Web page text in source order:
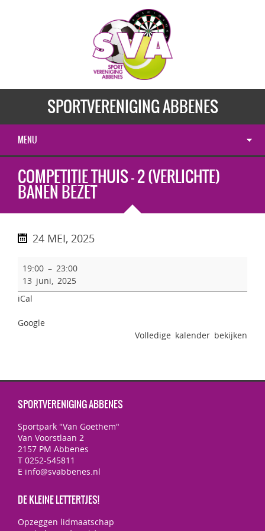
SPORTVERENIGING ABBENES
MENU
COMPETITIE THUIS - 2 (VERLICHTE)
BANEN BEZET
24 MEI, 2025
19:00 – 23:00
13 juni, 2025
iCal
Google
Volledige kalender bekijken
SPORTVERENIGING ABBENES
Sportpark "Van Goethem"
Van Voorstlaan 2
2157 PM Abbenes
T 0252-545811
E info@svabbenes.nl
DE KLEINE LETTERTJES!
Opzeggen lidmaatschap